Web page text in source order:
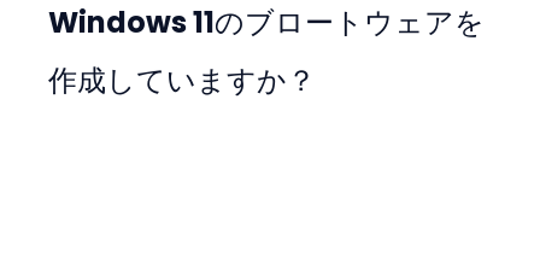
Windows 11のブロートウェアを
作成していますか？